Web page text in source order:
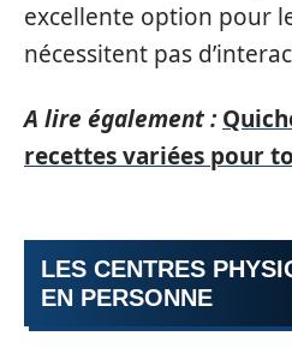
excellente option pour
nécessitent pas
A lire également :
recettes variées pour
LES CENTRES
EN PERSONNE